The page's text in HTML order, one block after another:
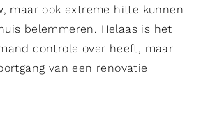
maar ook extreme hitte kunnen
belemmeren. Helaas is het
controle over heeft, maar
van een renovatie